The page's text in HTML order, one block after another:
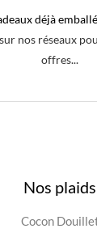
déjà
nos réseaux
offres...
Nos plaids
Cocon